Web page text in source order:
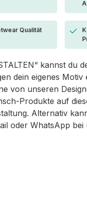
Qualität
kannst du
dein eigenes
von unseren
Produkte auf
Alternativ
oder WhatsApp bei